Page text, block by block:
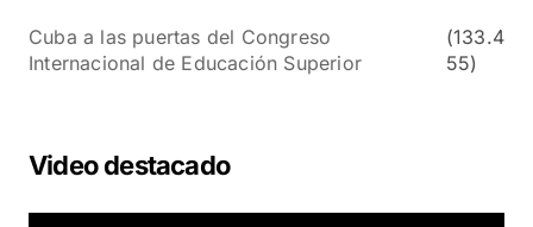
Cuba a las puertas del Congreso
Internacional de Educación Superior
(133.4
55)
Video destacado